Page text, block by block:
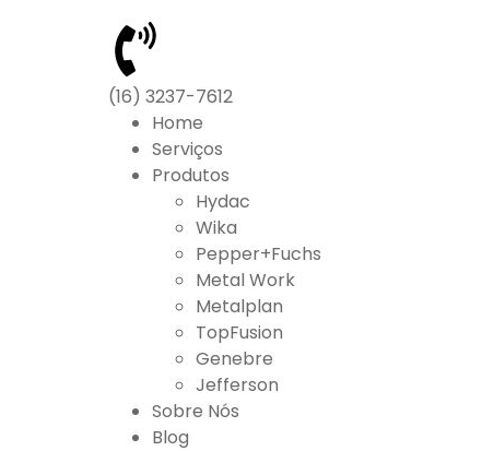
(16) 3237-7612
Home
Serviços
Produtos
Hydac
Wika
Pepper+Fuchs
Metal Work
Metalplan
TopFusion
Genebre
Jefferson
Sobre Nós
Blog